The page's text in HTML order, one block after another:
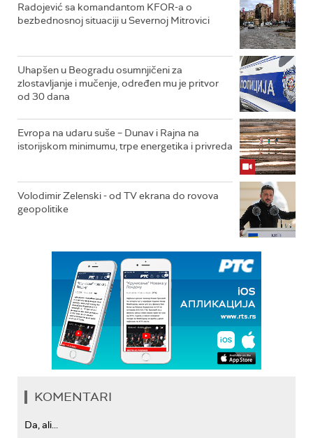
Radojević sa komandantom KFOR-a o
bezbednosnoj situaciji u Severnoj Mitrovici
Uhapšen u Beogradu osumnjičeni za
zlostavljanje i mučenje, određen mu je pritvor
od 30 dana
Evropa na udaru suše – Dunav i Rajna na
istorijskom minimumu, trpe energetika i privreda
Volodimir Zelenski - od TV ekrana do rovova
geopolitike
KOMENTARI
Da, ali...